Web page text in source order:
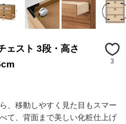
ェスト 3段・高さ
3
、移動しやすく見た目もスマー
て、背面まで美しい化粧仕上げ